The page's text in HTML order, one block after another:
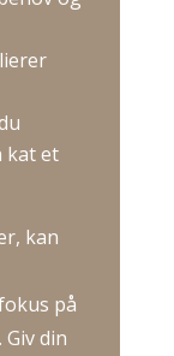
kat et
kan
på
Giv din